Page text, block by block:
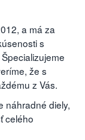
a má za
s
že s
z Vás.
náhradné diely,
celého